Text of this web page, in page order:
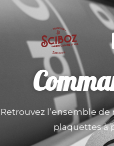
Retrouvez l’ensemble
plaquettes à